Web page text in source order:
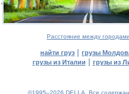
Расстояние между городами
найти груз | грузы
грузы из Италии | грузы из
©1995–2026 DELLA. Все